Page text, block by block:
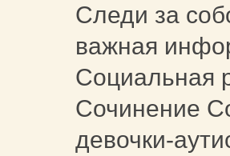
Следи за
важная
Социальная
Сочинение
девочки-